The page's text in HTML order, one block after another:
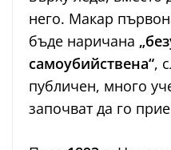
него. Макар
бъде наричана
самоубийствена“,
публичен, много
започват да го